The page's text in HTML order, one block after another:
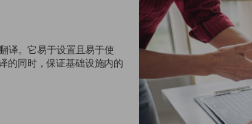
译。它易于设置且易于使
的同时，保证基础设施内的